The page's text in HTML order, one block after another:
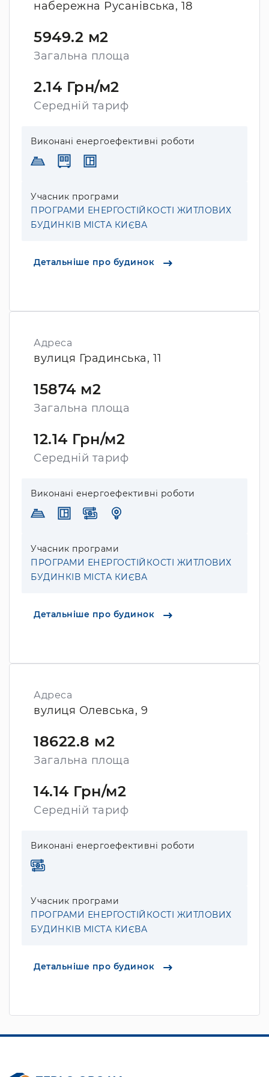
набережна Русанівська, 18
5949.2 м2
Загальна площа
2.14 Грн/м2
Середній тариф
Виконані енергоефективні роботи
Учасник програми
ПРОГРАМИ ЕНЕРГОСТІЙКОСТІ ЖИТЛОВИХ
БУДИНКІВ МІСТА КИЄВА
Детальніше про будинок
Адреса
вулиця Градинська, 11
15874 м2
Загальна площа
12.14 Грн/м2
Середній тариф
Виконані енергоефективні роботи
Учасник програми
ПРОГРАМИ ЕНЕРГОСТІЙКОСТІ ЖИТЛОВИХ
БУДИНКІВ МІСТА КИЄВА
Детальніше про будинок
Адреса
вулиця Олевська, 9
18622.8 м2
Загальна площа
14.14 Грн/м2
Середній тариф
Виконані енергоефективні роботи
Учасник програми
ПРОГРАМИ ЕНЕРГОСТІЙКОСТІ ЖИТЛОВИХ
БУДИНКІВ МІСТА КИЄВА
Детальніше про будинок